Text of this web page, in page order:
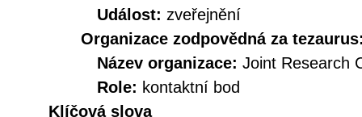
Událost: zveřejnění
Organizace zodpovědná za
Název organizace: Joint Research
Role: kontaktní bod
Klíčová slova